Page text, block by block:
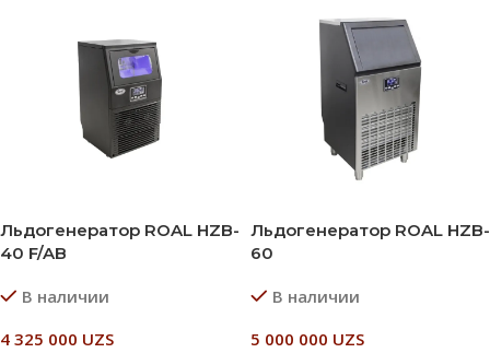
Льдогенератор ROAL HZB-
40 F/AB
В наличии
4 325 000 UZS
Льдогенератор ROAL HZB-
60
В наличии
5 000 000 UZS